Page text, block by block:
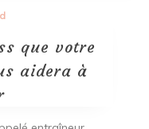
que votre
aidera à